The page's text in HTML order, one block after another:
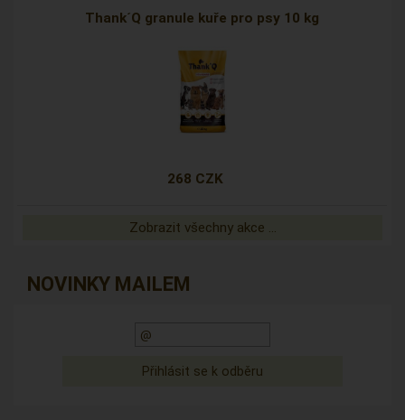
Thank´Q granule kuře pro psy 10 kg
268 CZK
Zobrazit všechny akce ...
NOVINKY MAILEM